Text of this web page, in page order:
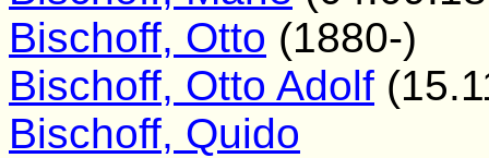
Bischoff, Otto (1880-)
Bischoff, Otto Adolf
Bischoff, Quido